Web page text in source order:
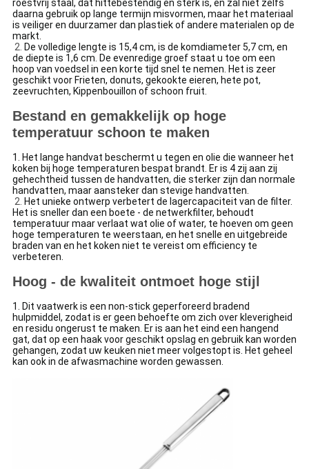
roestvrij staal, dat hittebestendig en sterk is, en zal niet zelfs
daarna gebruik op lange termijn misvormen, maar het materiaal
is veiliger en duurzamer dan plastiek of andere materialen op de
markt.
2. De volledige lengte is 15,4 cm, is de komdiameter 5,7 cm, en
de diepte is 1,6 cm. De evenredige groef staat u toe om een
hoop van voedsel in een korte tijd snel te nemen. Het is zeer
geschikt voor Frieten, donuts, gekookte eieren, hete pot,
zeevruchten, Kippenbouillon of schoon fruit.
Bestand en gemakkelijk op hoge
temperatuur schoon te maken
1. Het lange handvat beschermt u tegen en olie die wanneer het
koken bij hoge temperaturen bespat brandt. Er is 4 zij aan zij
gehechtheid tussen de handvatten, die sterker zijn dan normale
handvatten, maar aansteker dan stevige handvatten.
2. Het unieke ontwerp verbetert de lagercapaciteit van de filter.
Het is sneller dan een boete - de netwerkfilter, behoudt
temperatuur maar verlaat wat olie of water, te hoeven om geen
hoge temperaturen te weerstaan, en het snelle en uitgebreide
braden van en het koken niet te vereist om efficiency te
verbeteren.
Hoog - de kwaliteit ontmoet hoge stijl
1. Dit vaatwerk is een non-stick geperforeerd bradend
hulpmiddel, zodat is er geen behoefte om zich over kleverigheid
en residu ongerust te maken. Er is aan het eind een hangend
gat, dat op een haak voor geschikt opslag en gebruik kan worden
gehangen, zodat uw keuken niet meer volgestopt is. Het geheel
kan ook in de afwasmachine worden gewassen.